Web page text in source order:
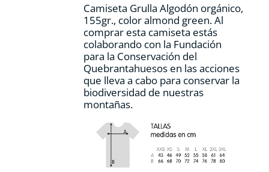
página
de
producto
Camiseta Grulla Algodón orgánico,
155gr., coloralmond green.Al
comprar esta camiseta estás
colaborando con la Fundación
para la Conservación del
Quebrantahuesos en las acciones
que lleva a cabo para conservar la
biodiversidad de nuestras
montañas.